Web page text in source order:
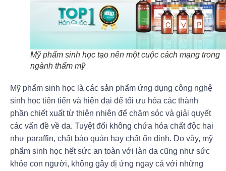
Mỹ phẩm sinh học tạo nên một cuộc cách mạng trong
ngành thẩm mỹ
Mỹ phẩm sinh học là các sản phẩm ứng dụng công nghệ
sinh học tiên tiến và hiện đại để tối ưu hóa các thành
phần chiết xuất từ thiên nhiên để chăm sóc và giải quyết
các vấn đề về da. Tuyệt đối không chứa hóa chất độc hại
như paraffin, chất bảo quản hay chất ổn định. Do vậy, mỹ
phẩm sinh học hết sức an toàn với làn da cũng như sức
khỏe con người, không gây dị ứng ngay cả với những